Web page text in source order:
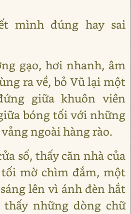
mình đúng hay sai
gạo, hơi nhanh, âm
ra về, bỏ Vũ lại một
giữa khuôn viên
bóng tối với những
ngoài hàng rào.
số, thấy căn nhà của
mờ chìm đắm, một
lên vì ánh đèn hắt
thấy những dòng chữ